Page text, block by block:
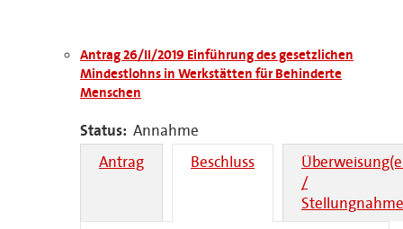
Antrag 26/II/2019 Einführung des gesetzlichen
Mindestlohns in Werkstätten für Behinderte
Menschen
Status: Annahme
Antrag
Beschluss
/